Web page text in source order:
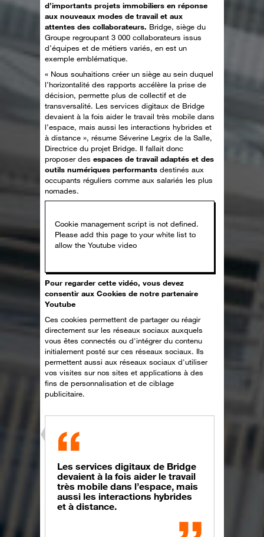
d’importants projets immobiliers en réponse
aux nouveaux modes de travail et aux
attentes des collaborateurs. Bridge, siège du
Groupe regroupant 3 000 collaborateurs issus
d’équipes et de métiers variés, en est un
exemple emblématique.
« Nous souhaitions créer un siège au sein duquel
l’horizontalité des rapports accélère la prise de
décision, permette plus de collectif et de
transversalité. Les services digitaux de Bridge
devaient à la fois aider le travail très mobile dans
l’espace, mais aussi les interactions hybrides et
à distance », résume Séverine Legrix de la Salle,
Directrice du projet Bridge. Il fallait donc
proposer des espaces de travail adaptés et des
outils numériques performants destinés aux
occupants réguliers comme aux salariés les plus
nomades.
Pour regarder cette vidéo, vous devez
consentir aux Cookies de notre partenaire
Youtube
Ces cookies permettent de partager ou réagir
directement sur les réseaux sociaux auxquels
vous êtes connectés ou d'intégrer du contenu
initialement posté sur ces réseaux sociaux. Ils
permettent aussi aux réseaux sociaux d'utiliser
vos visites sur nos sites et applications à des
fins de personnalisation et de ciblage
publicitaire.
Les services digitaux de Bridge
devaient à la fois aider le travail
très mobile dans l’espace, mais
aussi les interactions hybrides
et à distance.